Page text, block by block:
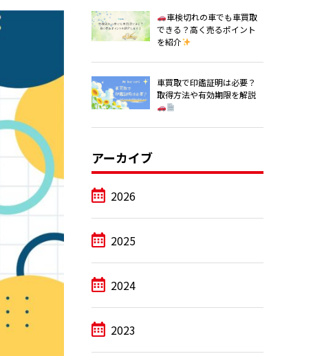
車検切れの車でも車買取
できる？高く売るポイント
を紹介
車買取で印鑑証明は必要？
取得方法や有効期限を解説
アーカイブ
2026
2025
2024
2023